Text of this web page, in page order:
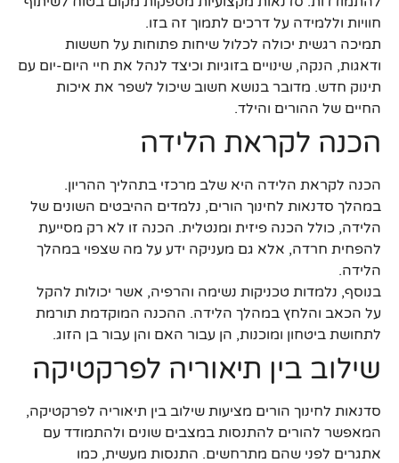
חוויות וללמידה על דרכים לתמוך זה בזו.
תמיכה רגשית יכולה לכלול שיחות פתוחות על חששות
ודאגות, הנקה, שינויים בזוגיות וכיצד לנהל את חיי היום-יום עם
תינוק חדש. מדובר בנושא חשוב שיכול לשפר את איכות
החיים של ההורים והילד.
הכנה לקראת הלידה
הכנה לקראת הלידה היא שלב מרכזי בתהליך ההריון.
במהלך סדנאות לחינוך הורים, נלמדים ההיבטים השונים של
הלידה, כולל הכנה פיזית ומנטלית. הכנה זו לא רק מסייעת
להפחית חרדה, אלא גם מעניקה ידע על מה שצפוי במהלך
הלידה.
בנוסף, נלמדות טכניקות נשימה והרפיה, אשר יכולות להקל
על הכאב והלחץ במהלך הלידה. ההכנה המוקדמת תורמת
לתחושת ביטחון ומוכנות, הן עבור האם והן עבור בן הזוג.
שילוב בין תיאוריה לפרקטיקה
סדנאות לחינוך הורים מציעות שילוב בין תיאוריה לפרקטיקה,
המאפשר להורים להתנסות במצבים שונים ולהתמודד עם
אתגרים לפני שהם מתרחשים. התנסות מעשית, כמו